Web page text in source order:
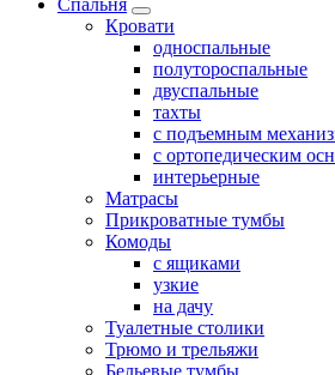
Спальня
Кровати
односпальные
полутороспальные
двуспальные
тахты
с подъемным
с ортопедическим
интерьерные
Матрасы
Прикроватные тумбы
Комоды
с ящиками
узкие
на дачу
Туалетные столики
Трюмо и трельяжи
Бельевые тумбы